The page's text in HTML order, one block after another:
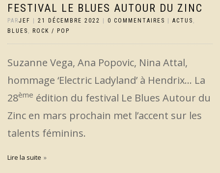
FESTIVAL LE BLUES AUTOUR DU ZINC
PARJEF 21 DÉCEMBRE 2022 0 COMMENTAIRES ACTUS ,
BLUES , ROCK / POP
Suzanne Vega, Ana Popovic, Nina Attal,
hommage ‘Electric Ladyland’ à Hendrix… La
28ème édition du festival Le Blues Autour du
Zinc en mars prochain met l’accent sur les
talents féminins.
Lire la suite